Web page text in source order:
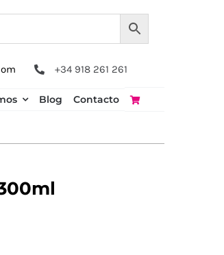
+34 918 261 261
Blog Contacto